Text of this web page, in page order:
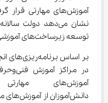
توسعه زیرساخت‌های آموزشی هزینه می‌کند.
آموزش‌های